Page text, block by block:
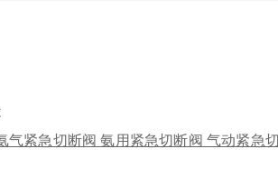
气紧急切断阀 氨用紧急切断阀 气动紧急